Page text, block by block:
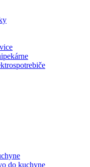
do kuchyne